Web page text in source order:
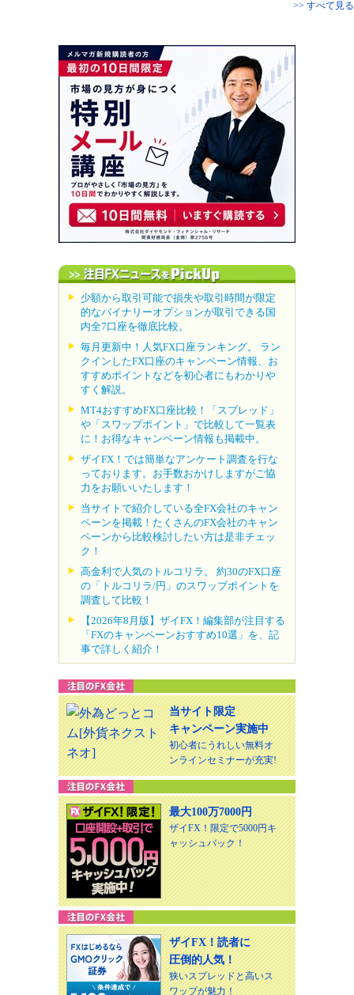
>> すべて見る
少額から取引可能で損失や取引時間が限定
的なバイナリーオプションが取引できる国
内全7口座を徹底比較。
毎月更新中！人気FX口座ランキング。 ラン
クインしたFX口座のキャンペーン情報、お
すすめポイントなどを初心者にもわかりや
すく解説。
MT4おすすめFX口座比較！「スプレッド」
や「スワップポイント」で比較して一覧表
に！お得なキャンペーン情報も掲載中。
ザイFX！では簡単なアンケート調査を行な
っております。お手数おかけしますがご協
力をお願いいたします！
当サイトで紹介している全FX会社のキャン
ペーンを掲載！たくさんのFX会社のキャン
ペーンから比較検討したい方は是非チェッ
ク！
高金利で人気のトルコリラ。 約30のFX口座
の「トルコリラ/円」のスワップポイントを
調査して比較！
【2026年8月版】ザイFX！編集部が注目する
「FXのキャンペーンおすすめ10選」を、記
事で詳しく紹介！
当サイト限定
キャンペーン実施中
初心者にうれしい無料オ
ンラインセミナーが充実!
最大100万7000円
ザイFX！限定で5000円キ
ャッシュバック！
ザイFX！読者に
圧倒的人気！
狭いスプレッドと高いス
ワップが魅力！